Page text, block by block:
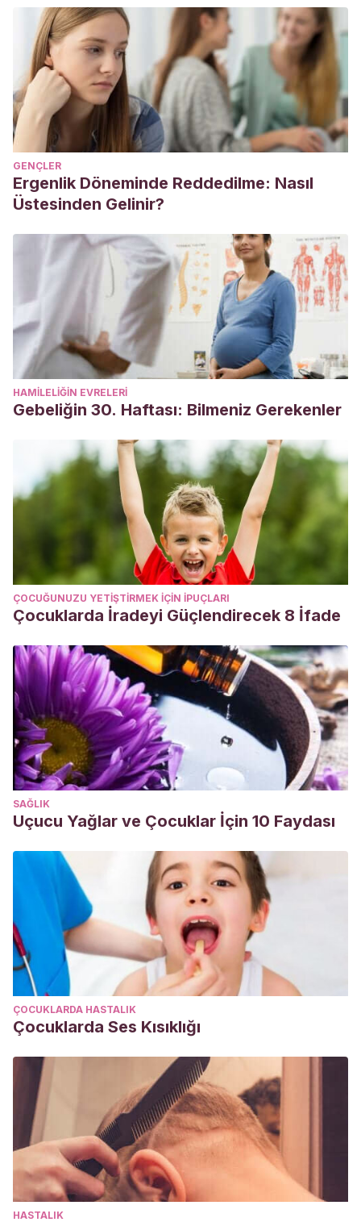
Mosquera D, Gonzalez, A(2009) Escala de Apego y
Patrones Relacionales.
Mosquera, D., & González, A.(2013). Del apego
temprano a los síntomas del trastorno límite de
personalidad.Revista Digital de Medicina Psicosomática y
Psicoterapia
(3), 1-33.
http://www.psicociencias.com/pdf_noticias/Apego_y_TLP.pdf
Shaffer, D. R., & del Barrio Martínez, C.
Desarrollo social y de la personalidad. Madrid: Thomson.
GENÇLER
Ergenlik Döneminde Reddedilme: Nasıl
Üstesinden Gelinir?
HAMILELIĞIN EVRELERI
Gebeliğin 30. Haftası: Bilmeniz Gerekenler
ÇOCUĞUNUZU YETIŞTIRMEK IÇIN IPUÇLARI
Çocuklarda İradeyi Güçlendirecek 8 İfade
SAĞLIK
Uçucu Yağlar ve Çocuklar İçin 10 Faydası
ÇOCUKLARDA HASTALIK
Çocuklarda Ses Kısıklığı
HASTALIK